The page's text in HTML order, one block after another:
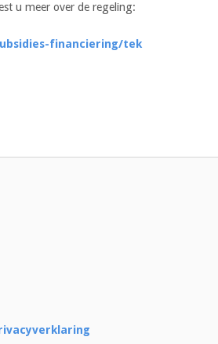
u meer over de regeling:
financiering/tek